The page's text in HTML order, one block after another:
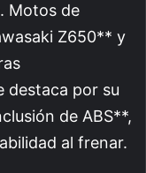
Motos de
Z650** y
destaca por su
de ABS**,
al frenar.